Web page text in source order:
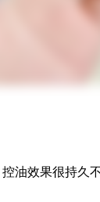
油效果很持久